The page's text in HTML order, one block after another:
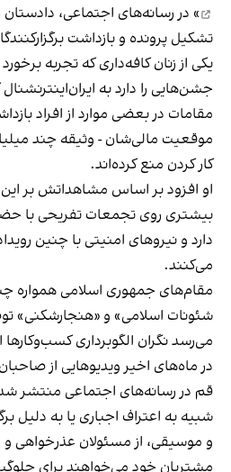
» در رسانه‌های اجتماعی،
تشکیل پرونده و بازداشت
یکی از زنان کافه‌داری که تجربه
جشن‌هایی را دارد به
مقامات در بعضی موارد از افراد
موقعیت مالی‌شان - وثیقه چند
کار کردن منع کرده‌اند.
او افزود بر اساس مشاهداتش بر
بیشتری روی تجمعات تفریحی با
دارد و نیروهای امنیتی با چنین
می‌کنند.
مقام‌های جمهوری اسلامی همواره
شئونات اسلامی» و «هنجارشکنی»
می‌رسد نگران الگوبرداری کسب‌وکارها
در ماه‌های اخیر ویدیوهایی از
قم در رسانه‌های اجتماعی منتشر
شبیه به اعتراف اجباری یا به دلیل
و موسیقی، از مسئولان عذرخواهی و
مشتریان خود می‌خواهند برای